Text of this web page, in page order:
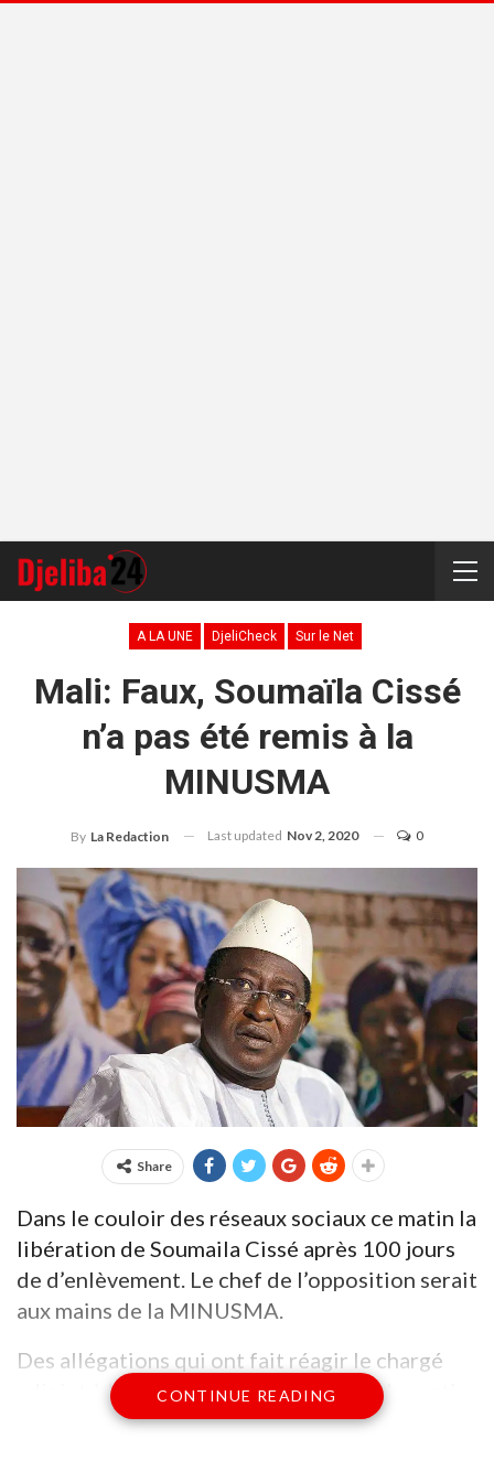
A LA UNE DjeliCheck Sur le Net
Mali: Faux, Soumaïla Cissé
n’a pas été remis à la
MINUSMA
By La Redaction Last updated Nov 2, 2020 0
Share
Dans le couloir des réseaux sociaux ce matin la
libération de Soumaila Cissé après 100 jours
de d’enlèvement. Le chef de l’opposition serait
aux mains de la MINUSMA.
Des allégations qui ont fait réagir le chargé
adjoint à la communication de L’URD, le parti
de Soumaila Cissé.
CONTINUE READING